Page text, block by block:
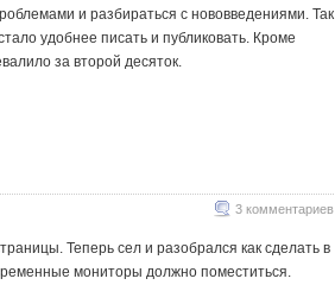
и разбираться с нововведениями. Так
удобнее писать и публиковать. Кроме
за второй десяток.
3 комментариев
Теперь сел и разобрался как сделать в
мониторы должно поместиться.